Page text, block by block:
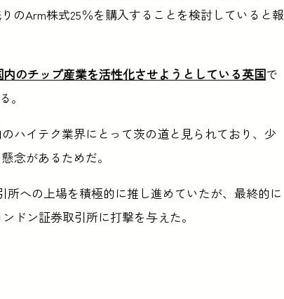
のArm株式25％を購入することを検討していると報
のチップ産業を活性化させようとしている英国で
。
ハイテク業界にとって茨の道と見られており、少
念があるためだ。
への上場を積極的に推し進めていたが、最終的に
ドン証券取引所に打撃を与えた。